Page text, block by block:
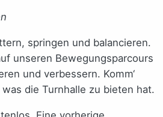
springen und balancieren.
unseren Bewegungsparcours
und verbessern. Komm‘
die Turnhalle zu bieten hat.